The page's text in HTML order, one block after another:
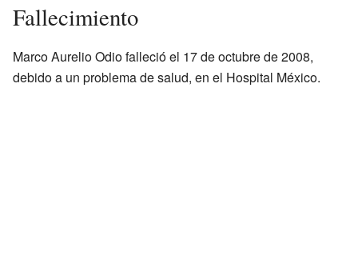
Fallecimiento
Marco Aurelio Odio falleció el 17 de octubre de 2008,
debido a un problema de salud, en el Hospital México.